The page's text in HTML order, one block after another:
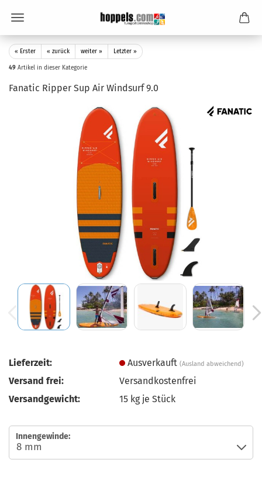
« Erster « zurück weiter » Letzter »
49 Artikel in dieser Kategorie
Fanatic Ripper Sup Air Windsurf 9.0
Lieferzeit: Ausverkauft(Ausland abweichend)
Versand frei:
Versandkostenfrei
Versandgewicht:
15 kg je Stück
Innengewinde: